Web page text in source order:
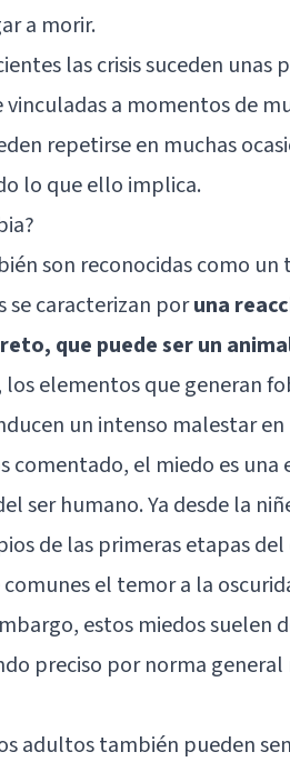
a morir.
las crisis suceden unas
a momentos de
repetirse en muchas
lo que ello implica.
son reconocidas como
se caracterizan poruna
que puede ser un
elementos que generan
un intenso malestar
comentado, el miedo es una
ser humano. Ya desde la
de las primeras etapas
el temor a la
estos miedos suelen
preciso por norma
adultos también pueden